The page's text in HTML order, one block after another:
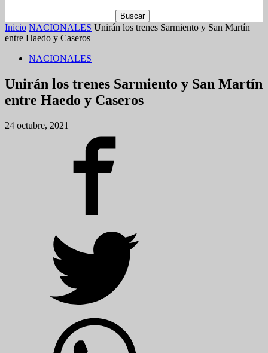
Inicio NACIONALES Unirán los trenes Sarmiento y San Martín
entre Haedo y Caseros
NACIONALES
Unirán los trenes Sarmiento y San Martín
entre Haedo y Caseros
24 octubre, 2021